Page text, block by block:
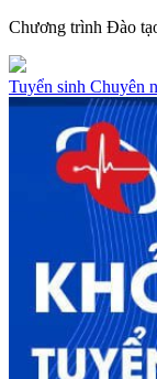
Chương trình Đào
Tuyển sinh Chuyên